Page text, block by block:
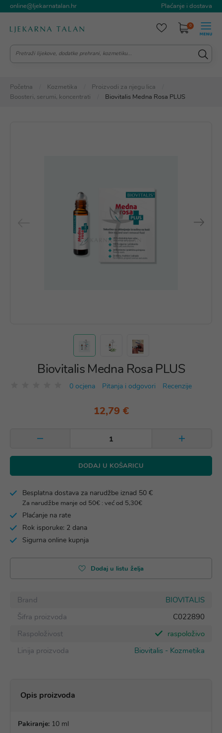
online@ljekarnatalan.hr Plaćanje i dostava
0
Početna Kozmetika
Proizvodi za njegu lica
Boosteri, serumi, koncentrati
Biovitalis Medna Rosa PLUS
Biovitalis Medna Rosa PLUS
0 ocjena Pitanja i odgovori Recenzije
12,79 €
DODAJ U KOŠARICU
Besplatna dostava za narudžbe iznad 50 €
Za narudžbe manje od 50€ : već od 5,30€
Plaćanje na rate
Rok isporuke: 2 dana
Sigurna online kupnja
Dodaj u listu želja
Brand
BIOVITALIS
Šifra proizvoda
C022890
Raspoloživost
raspoloživo
Linija proizvoda
Biovitalis - Kozmetika
Opis proizvoda
Pakiranje: 10 ml